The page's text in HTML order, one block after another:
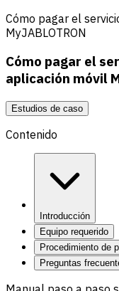
Cómo pagar el
MyJABLOTRON
Cómo pagar el
aplicación móvil
Estudios de caso
Contenido
Introducción
Equipo requerido
Procedimiento de
Preguntas